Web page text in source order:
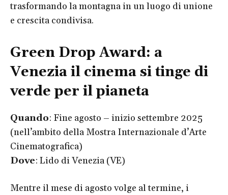
trasformando la montagna in un luogo di unione
e crescita condivisa.
Green Drop Award: a
Venezia il cinema si tinge di
verde per il pianeta
Quando: Fine agosto – inizio settembre 2025
(nell’ambito della Mostra Internazionale d’Arte
Cinematografica)
Dove: Lido di Venezia (VE)
Mentre il mese di agosto volge al termine, i